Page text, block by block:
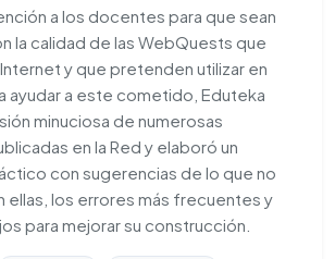
a los docentes para que sean
la calidad de las WebQuests que
y que pretenden utilizar en
ayudar a este cometido, Eduteka
minuciosa de numerosas
en la Red y elaboró un
con sugerencias de lo que no
ellas, los errores más frecuentes y
para mejorar su construcción.